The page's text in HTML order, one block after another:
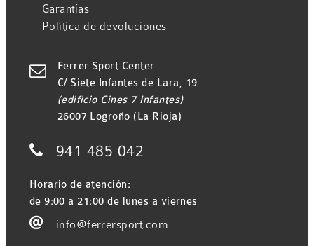
Garantías
Política de devoluciones

Ferrer Sport Center
C/ Siete Infantes de Lara, 19
(edificio Cines 7 Infantes)
26007 Logroño (La Rioja)
 941 485 042
Horario de atención:
de 9:00 a 21:00 de lunes a viernes
 info@ferrersport.com